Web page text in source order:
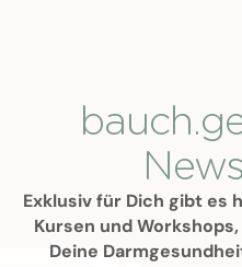
Exklusiv für Dich gibt es
Kursen und
Deine